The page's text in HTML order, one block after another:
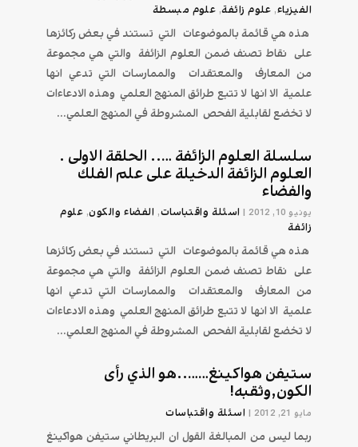
الفيزياء, علوم زائفة, علوم مبسطة
هذه هي قائمة بالموضوعات التي تستند في بعض ركائزها
على نقاط تصنف ضمن العلوم الزائفة والتي هي مجموعة
من المعارف والمعتقدات والممارسات التي تدعي انها
علمية الا انها لا تتبع طرائق المنهج العلمي وهذه الادعاءات
لا تخضع لقابلية الفحص المشروطة في المنهج العلمي...
سلسلة العلوم الزائفة ….. الحلقة الاولى .
العلوم الزائفة الدخيلة على علم الفلك
والفضاء
يونيو 10, 2012 | اسئلة واقتباسات, الفضاء والكون, علوم
زائفة
هذه هي قائمة بالموضوعات التي تستند في بعض ركائزها
على نقاط تصنف ضمن العلوم الزائفة والتي هي مجموعة
من المعارف والمعتقدات والممارسات التي تدعي انها
علمية الا انها لا تتبع طرائق المنهج العلمي وهذه الادعاءات
لا تخضع لقابلية الفحص المشروطة في المنهج العلمي...
ستيفن هواكينغ……..هو الذي رأى
الكون,وثقبه!
مايو 21, 2012 | اسئلة واقتباسات
ربما ليس من المبالغة القول ان البريطاني ستيفن هواكينغ